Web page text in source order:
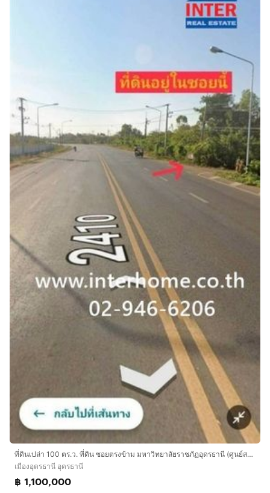
ที่ดินเปล่า 100 ตร.ว. ที่ดิน ซอยตรงข้าม มหาวิทยาลัยราชภัฏอุดรธานี (ศูนย์สามพร้าว) ถนนทางหลวงหมายเลข2410 เมืองอุดรธานี อุดรธานี
เมืองอุดรธานี อุดรธานี
฿ 1,100,000